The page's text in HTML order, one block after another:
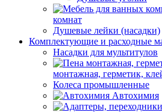
комнат
Душевые лейки (насадки)
Комплектующие и расходные
Насадки для мультитулов
монтажная, герметик,
Колеса промышленные
Автохимия